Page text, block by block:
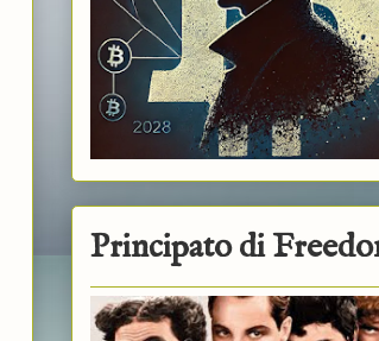
Principato di